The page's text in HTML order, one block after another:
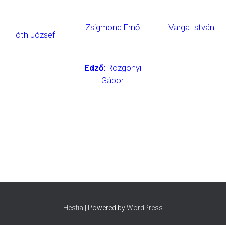
Tóth József
Zsigmond Ernő Varga István
Edző:Rozgonyi
Gábor
Hestia | Powered byWordPress